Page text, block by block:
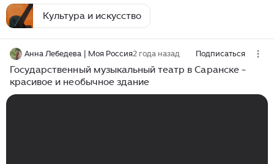
Культура и искусство
Анна Лебедева | Моя Россия2 года назад Подписаться
Государственный музыкальный театр в Саранске -
красивое и необычное здание